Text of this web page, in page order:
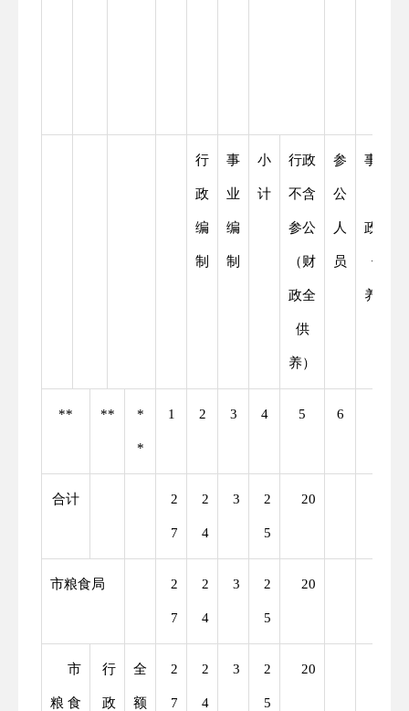
行
政
编
制
事
业
编
制
小
计
行政
不含
参公
（财
政全
供
养）
参
公
人
员
事业
政全
供
养）
** ** *
*
1 2 3 4 5 6
合计 2
7
2
4
3 2
5
20
市粮食局 2
7
2
4
3 2
5
20
市
粮食
行
政
全
额
2
7
2
4
3 2
5
20